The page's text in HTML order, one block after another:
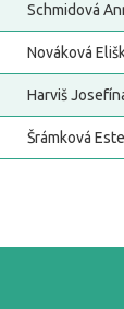
Schmidová
Nováková
Harviš
Šrámková